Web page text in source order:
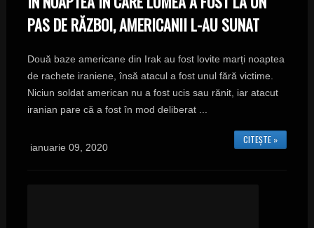
PAS DE RĂZBOI, AMERICANII L-AU SUNAT
Două baze americane din Irak au fost lovite marți noaptea
de rachete iraniene, însă atacul a fost unul fără victime.
Niciun soldat american nu a fost ucis sau rănit, iar atacut
iranian pare că a fost în mod deliberat ...
CITEȘTE »
ianuarie 09, 2020